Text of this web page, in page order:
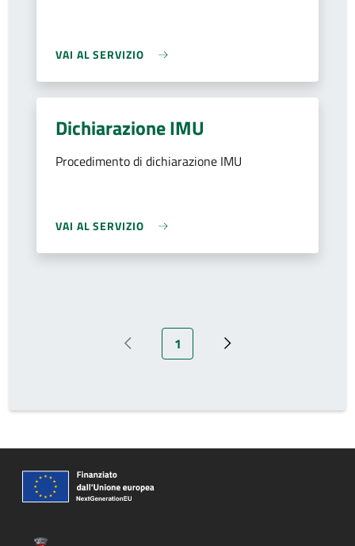
VAI AL SERVIZIO
Dichiarazione IMU
Procedimento di dichiarazione IMU
VAI AL SERVIZIO
Pagina precedente
Pagina attuale
1 Prossima pagina